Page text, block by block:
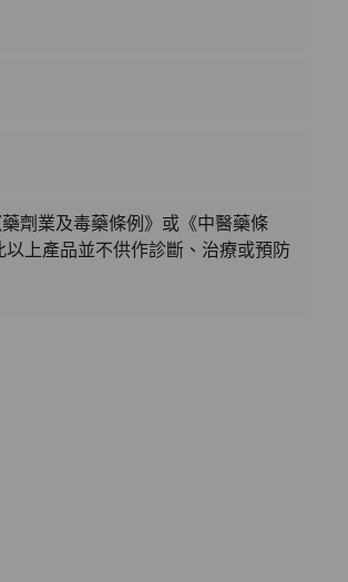
劑業及毒藥條例》或《中醫藥條
上產品並不供作診斷、治療或預防